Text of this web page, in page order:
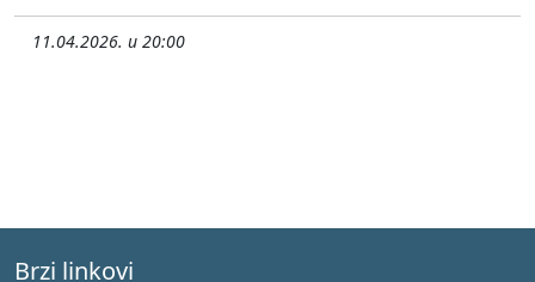
11.04.2026. u 20:00
Brzi linkovi